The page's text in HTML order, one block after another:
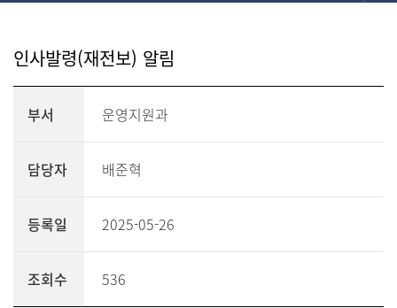
인사발령(재전보) 알림
부서 운영지원과
담당자 배준혁
등록일 2025-05-26
조회수 536